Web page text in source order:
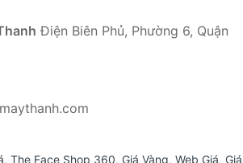
Điện Biên Phủ, Phường 6, Quận
, The Face Shop 360, Giá Vàng, Web Giá, Giá